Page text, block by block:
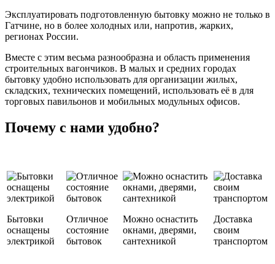
Эксплуатировать подготовленную бытовку можно не только в
Гатчине, но в более холодных или, напротив, жарких,
регионах России.
Вместе с этим весьма разнообразна и область применения
строительных вагончиков. В малых и средних городах
бытовку удобно использовать для организации жилых,
складских, технических помещений, использовать её в для
торговых павильонов и мобильных модульных офисов.
Почему с нами удобно?
Бытовки
оснащены
электрикой
Отличное
состояние
бытовок
Можно оснастить
окнами, дверями,
сантехникой
Доставка
своим
транспортом